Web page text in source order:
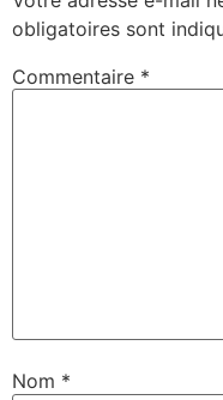
obligatoires sont
Commentaire *
Nom *